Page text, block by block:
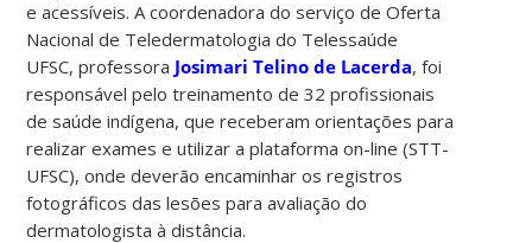
e acessíveis. A coordenadorado serviço de Oferta
Nacional de Teledermatologia do Telessaúde
UFSC, professora Josimari Telino de Lacerda, foi
responsável pelo treinamento de 32 profissionais
de saúde indígena, quereceberam orientações para
realizar exames e utilizar a plataforma on-line (STT-
UFSC), onde deverão encaminhar os registros
fotográficos das lesões para avaliação do
dermatologista à distância.